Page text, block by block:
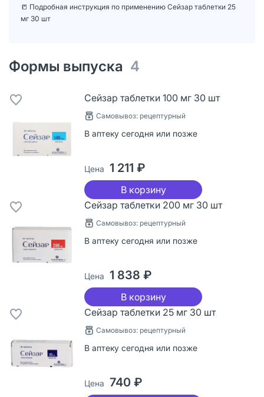
📒 Подробная инструкция по применению Сейзар таблетки 25
мг 30 шт
Формы выпуска 4
Сейзар таблетки 100 мг 30 шт
Самовывоз: рецептурный
В аптеку сегодня или позже
Цена 1 211 ₽
В корзину
Сейзар таблетки 200 мг 30 шт
Самовывоз: рецептурный
В аптеку сегодня или позже
Цена 1 838 ₽
В корзину
Сейзар таблетки 25 мг 30 шт
Самовывоз: рецептурный
В аптеку сегодня или позже
Цена 740 ₽